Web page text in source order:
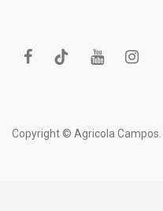
Copyright © Agricola Campos.